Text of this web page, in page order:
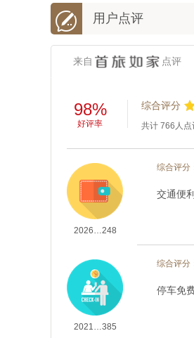
 用户点评
来自 点评
98%
好评率
综合评分
共计 766 人点
2026…248
综合评分
交通便
2021…385
综合评分
停车免